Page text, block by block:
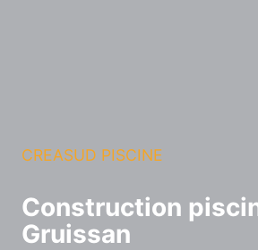
CREASUD PISCINE
Construction
Gruissan